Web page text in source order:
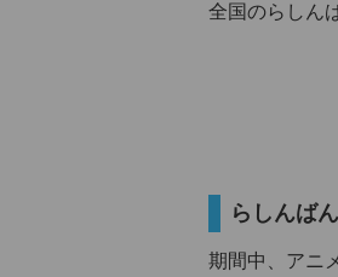
全国のらしん
らしんば
期間中、アニ